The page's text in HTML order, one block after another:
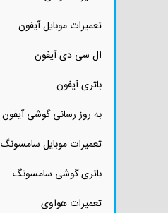
تعمیرات موبایل آیفون
ال سی دی آیفون
باتری آیفون
به روز رسانی گوشی آیفون
تعمیرات موبایل سامسونگ
باتری گوشی سامسونگ
تعمیرات هواوی